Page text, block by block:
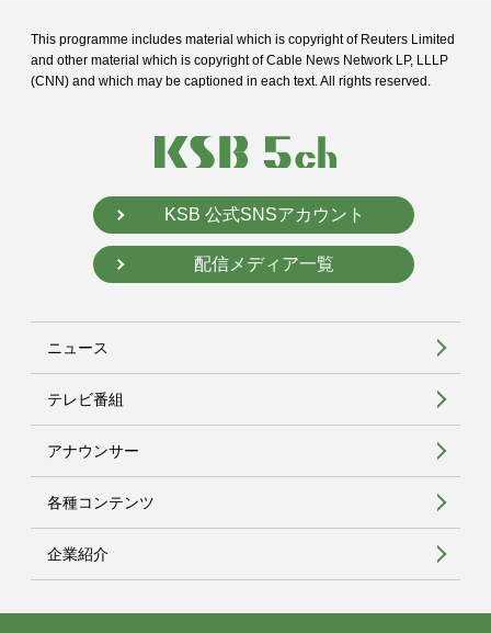
This programme includes material which is copyright of Reuters Limited
and other material which is copyright of Cable News Network LP, LLLP
(CNN) and which may be captioned in each text. All rights reserved.
KSB 公式SNSアカウント
配信メディア一覧
ニュース
テレビ番組
アナウンサー
各種コンテンツ
企業紹介